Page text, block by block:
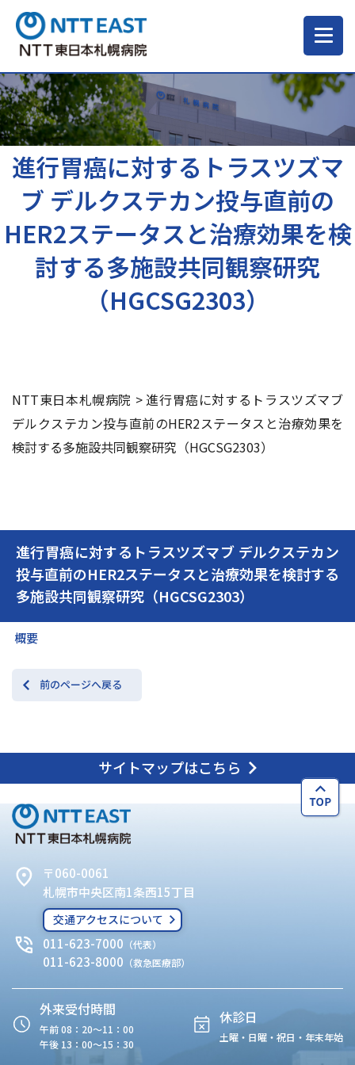
当院について
ご来院される方へ
診療科・部門
医療・介護関係の方
交通アクセス お問い合わせ
進行胃癌に対するトラスツズマブ デルクステカン
投与直前のHER2ステータスと治療効果を検討する
多施設共同観察研究（HGCSG2303）
概要
前のページへ戻る
進行胃癌に対するトラスツズマ
ブ デルクステカン投与直前の
HER2ステータスと治療効果を検
討する多施設共同観察研究
（HGCSG2303）
NTT東日本札幌病院 >進行胃癌に対するトラスツズマブ
デルクステカン投与直前のHER2ステータスと治療効果を
検討する多施設共同観察研究（HGCSG2303）
サイトマップはこちら
〒060-0061
札幌市中央区南1条西15丁目
交通アクセスについて
011-623-7000 （代表）
011-623-8000 （救急医療部）
外来受付時間
午前 08：20〜11：00
午後 13：00〜15：30
休診日
土曜・日曜・祝日・年末年始